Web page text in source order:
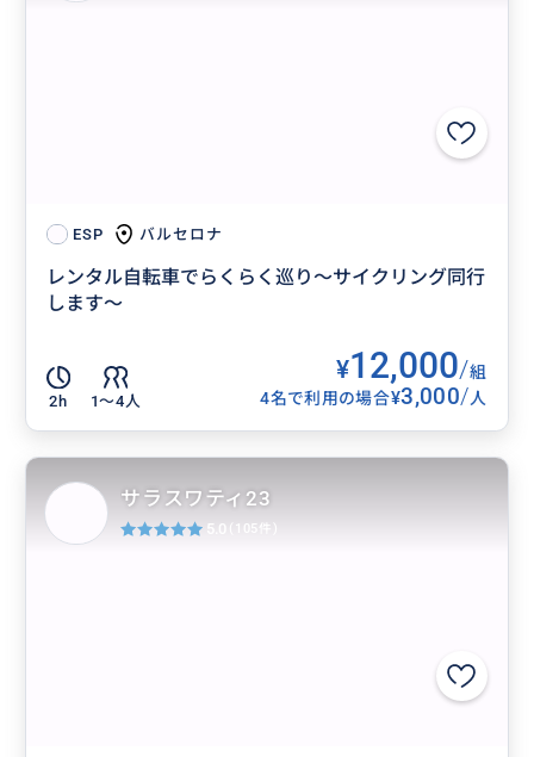
ESP バルセロナ
レンタル自転車でらくらく巡り〜サイクリング同行
します〜
2h 1〜4人
¥12,000/組
4名で利用の場合¥3,000/人
サラスワティ23
5.0 (105件)